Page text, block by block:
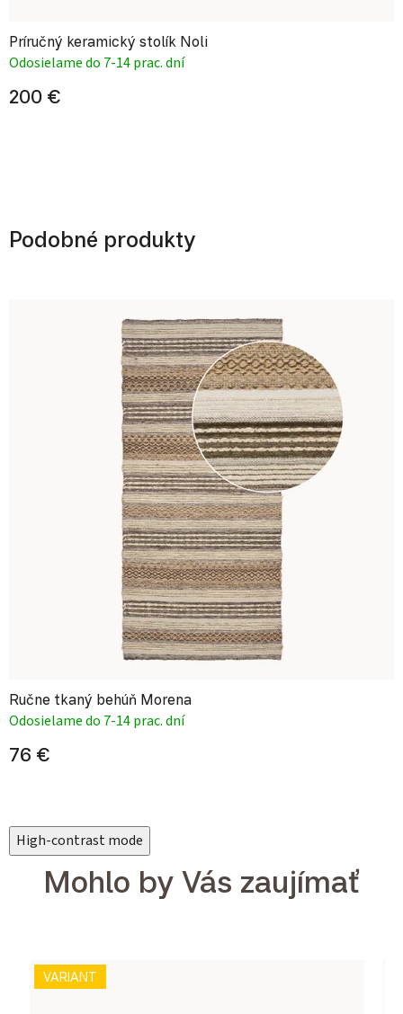
Príručný keramický stolík Noli
Odosielame do 7-14 prac. dní
200 €
Podobné produkty
Ručne tkaný behúň Morena
Odosielame do 7-14 prac. dní
76 €
High-contrast mode
Mohlo by Vás zaujímať
VARIANT